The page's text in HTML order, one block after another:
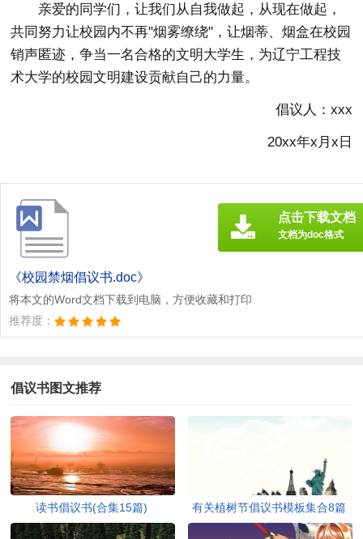
亲爱的同学们，让我们从自我做起，从现在做起，
共同努力让校园内不再"烟雾缭绕"，让烟蒂、烟盒在校园
销声匿迹，争当一名合格的文明大学生，为辽宁工程技
术大学的校园文明建设贡献自己的力量。
倡议人：xxx
20xx年x月x日
《校园禁烟倡议书.doc》
将本文的Word文档下载到电脑，方便收藏和打印
推荐度：
点击下载文档
文档为doc格式
倡议书图文推荐
读书倡议书(合集15篇) 有关植树节倡议书模板集合8篇